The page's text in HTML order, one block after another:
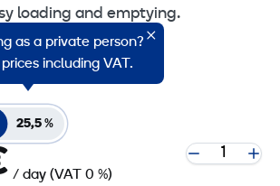
loading and emptying.
520 series loaders.
as a private person?
including VAT.
25,5 %
/ day (VAT 0 %)